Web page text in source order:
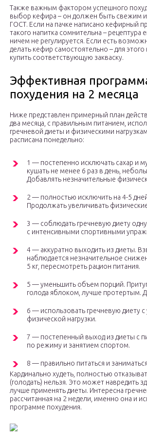
Также важным фактором успешного
выбор кефира – он должен быть свежим
ГОСТ. Если на пачке написано кефирный
такого напитка сомнительна – рецептура
ничем не регулируется. Если есть
делать кефир самостоятельно – для
купить соответствующую закваску.
Эффективная
похудения на 2 месяца
Ниже представлен примерный план
два месяца, с правильным питанием,
гречневой диеты и физическими
расписана понедельно:
1 — постепенно исключать сахар и
кушать не менее 6 раз в день,
Добавлять незначительные
2 — полностью исключить на 4-5
Продолжать увеличивать
3 — соблюдать гречневую диету
с интенсивными спортивными
4 — аккуратно выходить из диеты.
наблюдается незначительное
5 кг, пересмотреть рацион питания.
5 — уменьшить объем порций.
голода яблоком, лучше протертым.
6 — использовать гречневую диету
физической нагрузки.
7 — постепенный выход из диеты с
по режиму и занятием спортом.
8 — правильно питаться и
Кардинально худеть, полностью
(голодать) нельзя. Это может навредить
лучше применять диеты. Интересна
рассчитанная на 2 недели, именно она и
программе похудения.